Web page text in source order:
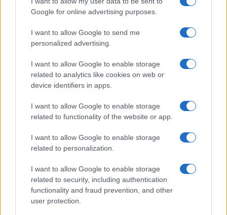
Google for online advertising purposes.
I want to allow Google to send me
personalized advertising.
I want to allow Google to enable storage
related to analytics like cookies on web or
device identifiers in apps.
I want to allow Google to enable storage
related to functionality of the website or app.
I want to allow Google to enable storage
related to personalization.
I want to allow Google to enable storage
related to security, including authentication
functionality and fraud prevention, and other
user protection.
4
SEDUTE SATIRICHE